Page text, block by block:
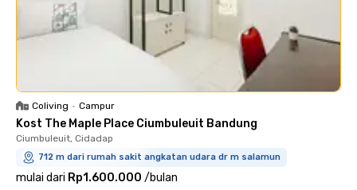
Coliving • Campur
Kost The Maple Place Ciumbuleuit Bandung
Ciumbuleuit, Cidadap
712 m dari rumah sakit angkatan udara dr m salamun
mulai dari Rp1.600.000 /bulan